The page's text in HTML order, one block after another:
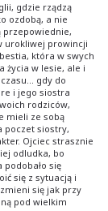
gdzie rządzą
ozdobą, a nie
przepowiednie,
urokliwej prowincji
która w swych
życia w lesie, ale i
gdy do
i jego siostra
rodziców,
mieli ze sobą
poczet siostry,
Ojciec strasznie
odludka, bo
podobało się
się z sytuacją i
się jak przy
pod wielkim